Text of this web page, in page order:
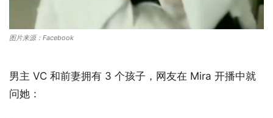
图片来源：Facebook
男主 VC 和前妻拥有 3 个孩子，网友在 Mira 开播中就
问她：